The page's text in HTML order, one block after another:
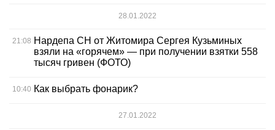
28.01.2022
21:08 Нардепа СН от Житомира Сергея Кузьминых
взяли на «горячем» — при получении взятки 558
тысяч гривен (ФОТО)
10:40 Как выбрать фонарик?
27.01.2022